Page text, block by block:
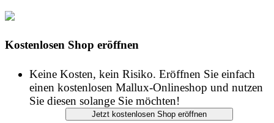
Kostenlosen Shop eröffnen
Keine Kosten, kein Risiko. Eröffnen Sie einfach
einen kostenlosen Mallux-Onlineshop und nutzen
Sie diesen solange Sie möchten!